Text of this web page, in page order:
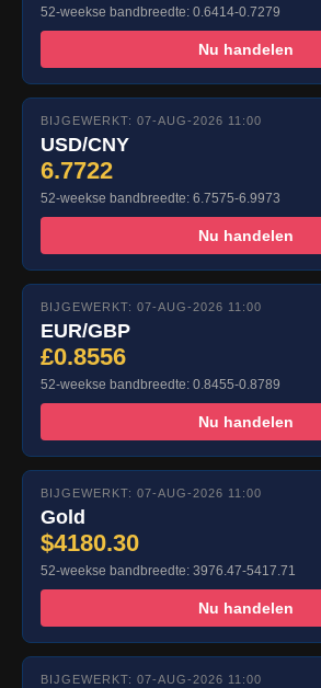
52-weekse bandbreedte: 0.6414-0.7279
Nu handelen
BIJGEWERKT: 07-AUG-2026 11:00
USD/CNY
6.7722
52-weekse bandbreedte: 6.7575-6.9973
Nu handelen
BIJGEWERKT: 07-AUG-2026 11:00
EUR/GBP
£0.8556
52-weekse bandbreedte: 0.8455-0.8789
Nu handelen
BIJGEWERKT: 07-AUG-2026 11:00
Gold
$4180.30
52-weekse bandbreedte: 3976.47-5417.71
Nu handelen
BIJGEWERKT: 07-AUG-2026 11:00